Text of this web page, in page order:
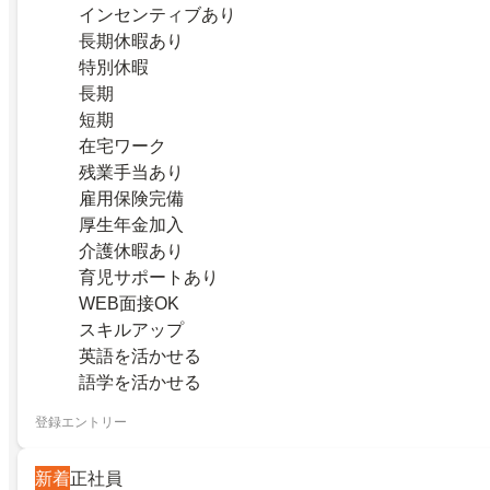
インセンティブあり
長期休暇あり
特別休暇
長期
短期
在宅ワーク
残業手当あり
雇用保険完備
厚生年金加入
介護休暇あり
育児サポートあり
WEB面接OK
スキルアップ
英語を活かせる
語学を活かせる
登録エントリー
新着正社員